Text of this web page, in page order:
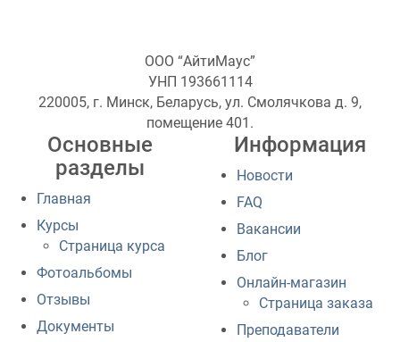
ООО “АйтиМаус”
УНП 193661114
220005, г. Минск, Беларусь, ул. Смолячкова д. 9,
помещение 401.
Основные
разделы
Главная
Курсы
Страница курса
Фотоальбомы
Отзывы
Документы
Информация
Новости
FAQ
Вакансии
Блог
Онлайн-магазин
Страница заказа
Преподаватели